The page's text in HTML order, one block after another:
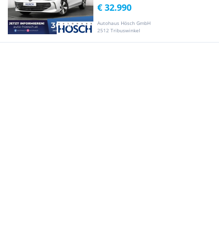
Autohaus Hösch GmbH
2512 Tribuswinkel
€ 32.990